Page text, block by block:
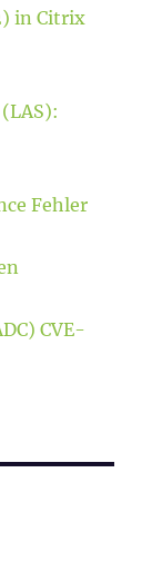
in Citrix
Fehler
CVE-